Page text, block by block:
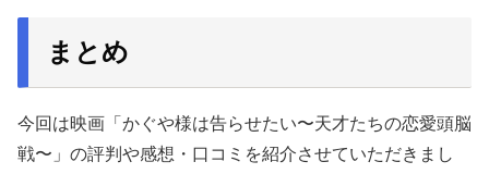
まとめ
今回は映画「かぐや様は告らせたい〜天才たちの恋愛頭脳
戦〜」の評判や感想・口コミを紹介させていただきまし